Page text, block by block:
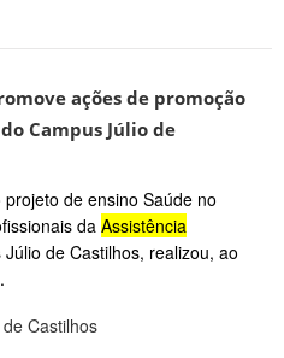
ações de promoção
Campus Júlio de
de ensino Saúde no
da Assistência
de Castilhos, realizou, ao
Castilhos